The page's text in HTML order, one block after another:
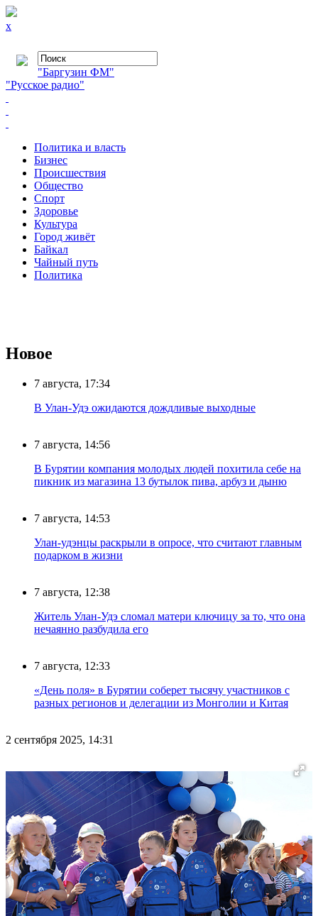
x
"Баргузин ФМ"
"Русское радио"
Политика и власть
Бизнес
Происшествия
Общество
Cпорт
Здоровье
Культура
Город живёт
Байкал
Чайный путь
Политика
Новое
7 августа, 17:34
В Улан-Удэ ожидаются дождливые выходные
7 августа, 14:56
В Бурятии компания молодых людей похитила себе на
пикник из магазина 13 бутылок пива, арбуз и дыню
7 августа, 14:53
Улан-удэнцы раскрыли в опросе, что считают главным
подарком в жизни
7 августа, 12:38
Житель Улан-Удэ сломал матери ключицу за то, что она
нечаянно разбудила его
7 августа, 12:33
«День поля» в Бурятии соберет тысячу участников с
разных регионов и делегации из Монголии и Китая
2 сентября 2025, 14:31